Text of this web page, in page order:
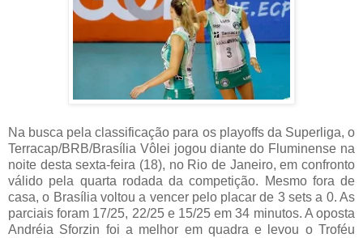
Na busca pela classificação para os playoffs da Superliga, o
Terracap/BRB/Brasília Vôlei jogou diante do Fluminense na
noite desta sexta-feira (18), no Rio de Janeiro, em confronto
válido pela quarta rodada da competição. Mesmo fora de
casa, o Brasília voltou a vencer pelo placar de 3 sets a 0. As
parciais foram 17/25, 22/25 e 15/25 em 34 minutos. A oposta
Andréia Sforzin foi a melhor em quadra e levou o Troféu